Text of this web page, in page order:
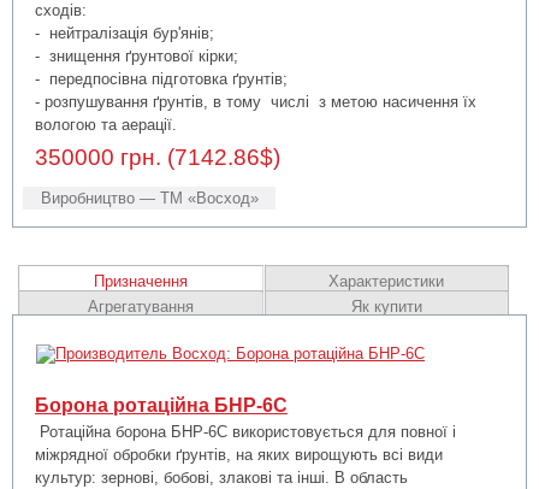
сходів:
- нейтралізація бур'янів;
- знищення ґрунтової кірки;
- передпосівна підготовка ґрунтів;
- розпушування ґрунтів, в тому числі з метою насичення їх
вологою та аерації.
350000 грн. (7142.86$)
Виробництво — ТМ «Восход»
Призначення
Характеристики
Агрегатування
Як купити
Борона ротаційна БНР-6С
Ротаційна борона БНР-6С використовується для повної і
міжрядної обробки ґрунтів, на яких вирощують всі види
культур: зернові, бобові, злакові та інші. В область